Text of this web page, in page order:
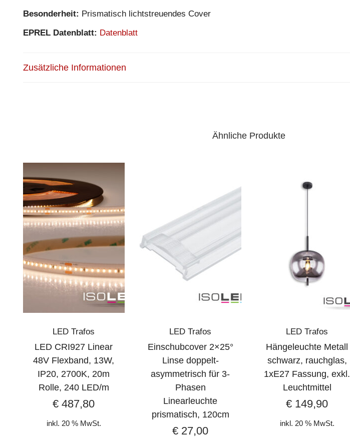
Besonderheit: Prismatisch lichtstreuendes Cover
EPREL Datenblatt: Datenblatt
Zusätzliche Informationen
Ähnliche Produkte
LED Trafos
LED CRI927 Linear
48V Flexband, 13W,
IP20, 2700K, 20m
Rolle, 240 LED/m
€ 487,80
inkl. 20 % MwSt.
LED Trafos
Einschubcover 2×25°
Linse doppelt-
asymmetrisch für 3-
Phasen
Linearleuchte
prismatisch, 120cm
€ 27,00
LED Trafos
Hängeleuchte Metall
schwarz, rauchglas,
1xE27 Fassung, exkl.
Leuchtmittel
€ 149,90
inkl. 20 % MwSt.